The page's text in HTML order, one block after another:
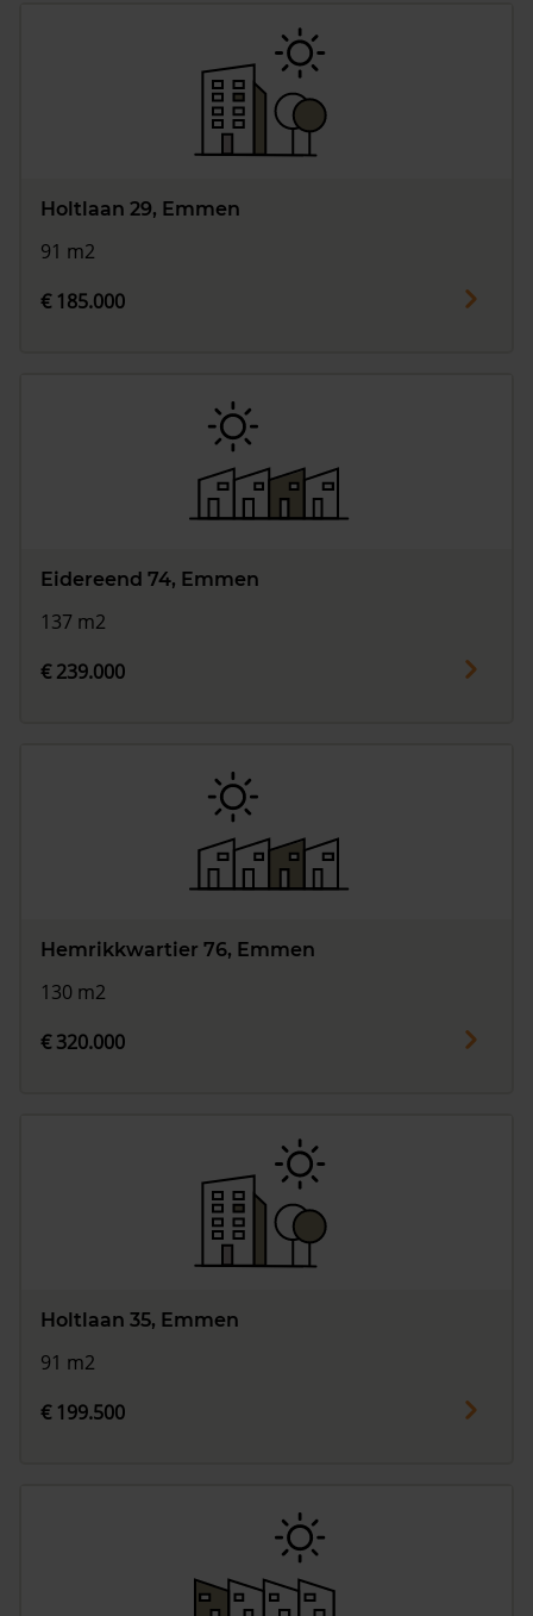
Holtlaan 29, Emmen
91 m2
€ 185.000
Eidereend 74, Emmen
137 m2
€ 239.000
Hemrikkwartier 76, Emmen
130 m2
€ 320.000
Holtlaan 35, Emmen
91 m2
€ 199.500